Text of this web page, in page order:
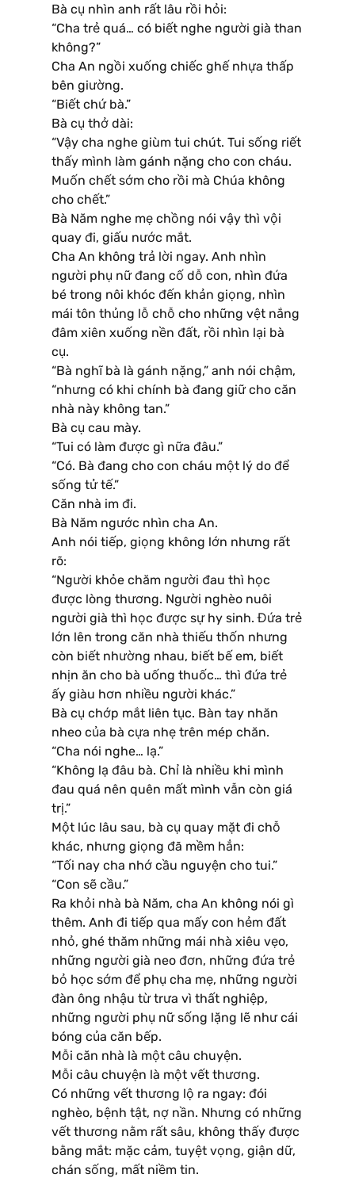
Bà cụ nhìn anh rất lâu rồi hỏi:
“Cha trẻ quá… có biết nghe người già than
không?”
Cha An ngồi xuống chiếc ghế nhựa thấp
bên giường.
“Biết chứ bà.”
Bà cụ thở dài:
“Vậy cha nghe giùm tui chút. Tui sống riết
thấy mình làm gánh nặng cho con cháu.
Muốn chết sớm cho rồi mà Chúa không
cho chết.”
Bà Năm nghe mẹ chồng nói vậy thì vội
quay đi, giấu nước mắt.
Cha An không trả lời ngay. Anh nhìn
người phụ nữ đang cố dỗ con, nhìn đứa
bé trong nôi khóc đến khản giọng, nhìn
mái tôn thủng lỗ chỗ cho những vệt nắng
đâm xiên xuống nền đất, rồi nhìn lại bà
cụ.
“Bà nghĩ bà là gánh nặng,” anh nói chậm,
“nhưng có khi chính bà đang giữ cho căn
nhà này không tan.”
Bà cụ cau mày.
“Tui có làm được gì nữa đâu.”
“Có. Bà đang cho con cháu một lý do để
sống tử tế.”
Căn nhà im đi.
Bà Năm ngước nhìn cha An.
Anh nói tiếp, giọng không lớn nhưng rất
rõ:
“Người khỏe chăm người đau thì học
được lòng thương. Người nghèo nuôi
người già thì học được sự hy sinh. Đứa trẻ
lớn lên trong căn nhà thiếu thốn nhưng
còn biết nhường nhau, biết bế em, biết
nhịn ăn cho bà uống thuốc… thì đứa trẻ
ấy giàu hơn nhiều người khác.”
Bà cụ chớp mắt liên tục. Bàn tay nhăn
nheo của bà cựa nhẹ trên mép chăn.
“Cha nói nghe… lạ.”
“Không lạ đâu bà. Chỉ là nhiều khi mình
đau quá nên quên mất mình vẫn còn giá
trị.”
Một lúc lâu sau, bà cụ quay mặt đi chỗ
khác, nhưng giọng đã mềm hẳn:
“Tối nay cha nhớ cầu nguyện cho tui.”
“Con sẽ cầu.”
Ra khỏi nhà bà Năm, cha An không nói gì
thêm. Anh đi tiếp qua mấy con hẻm đất
nhỏ, ghé thăm những mái nhà xiêu vẹo,
những người già neo đơn, những đứa trẻ
bỏ học sớm để phụ cha mẹ, những người
đàn ông nhậu từ trưa vì thất nghiệp,
những người phụ nữ sống lặng lẽ như cái
bóng của căn bếp.
Mỗi căn nhà là một câu chuyện.
Mỗi câu chuyện là một vết thương.
Có những vết thương lộ ra ngay: đói
nghèo, bệnh tật, nợ nần. Nhưng có những
vết thương nằm rất sâu, không thấy được
bằng mắt: mặc cảm, tuyệt vọng, giận dữ,
chán sống, mất niềm tin.